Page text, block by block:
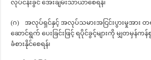
လုပ်ငန်းခွင် အေးချမ်းသာယာစေရန်၊
(ဂ) အလုပ်ရှင်နှင့် အလုပ်သမားအငြင်းပွားမှုအား တရာ
ဆောင်ရွက် ပေးခြင်းဖြင့် ရပိုင်ခွင့်များကို မျှတမှန်ကန်
ခံစားနိုင်စေရန်၊